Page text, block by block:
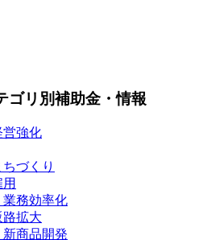
ゴリ別補助金・情報
営強化
づくり
務効率化
路拡大
新商品開発